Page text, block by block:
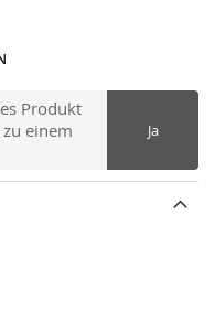
Produkt
einem
Ja